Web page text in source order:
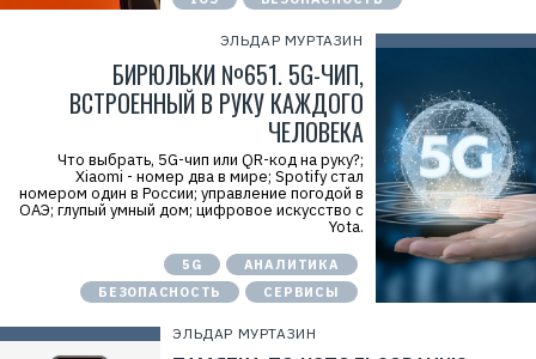
ЭЛЬДАР МУРТАЗИН
БИРЮЛЬКИ №651. 5G-ЧИП,
ВСТРОЕННЫЙ В РУКУ КАЖДОГО
ЧЕЛОВЕКА
Что выбрать, 5G-чип или QR-код на руку?;
Xiaomi - номер два в мире; Spotify стал
номером один в России; управление погодой в
ОАЭ; глупый умный дом; цифровое искусство с
Yota.
5G
АНАЛИТИКА
БЕЗОПАСНОСТЬ
СЕРВИСЫ
ЭЛЬДАР МУРТАЗИН